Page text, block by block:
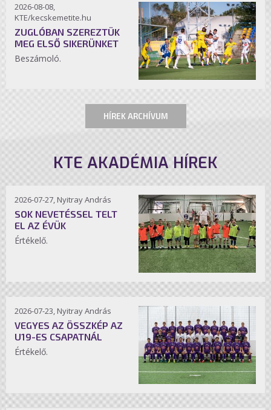
2026-08-08,
KTE/kecskemetite.hu
ZUGLÓBAN SZEREZTÜK
MEG ELSŐ SIKERÜNKET
Beszámoló.
HÍREK ARCHÍVUM
KTE AKADÉMIA HÍREK
2026-07-27, Nyitray András
SOK NEVETÉSSEL TELT
EL AZ ÉVÜK
Értékelő.
2026-07-23, Nyitray András
VEGYES AZ ÖSSZKÉP AZ
U19-ES CSAPATNÁL
Értékelő.